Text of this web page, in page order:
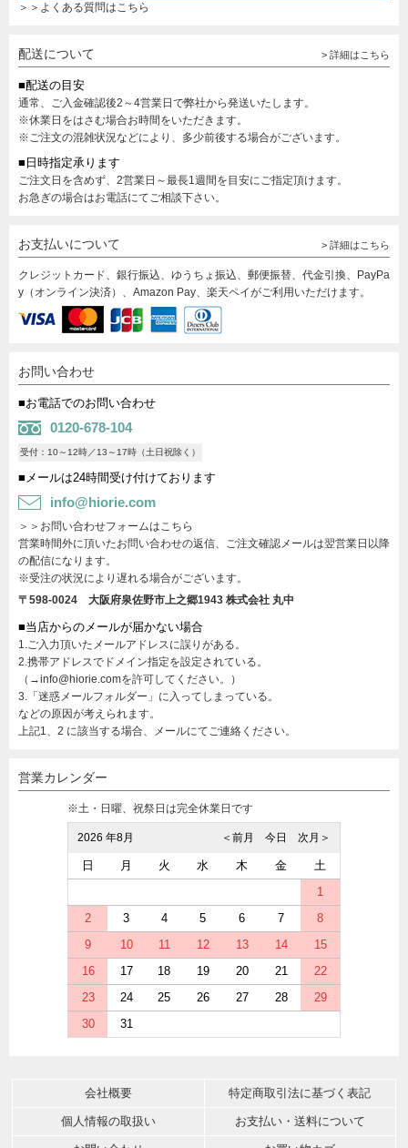
＞＞よくある質問はこちら
配送について > 詳細はこちら
■配送の目安
通常、ご入金確認後2～4営業日で弊社から発送いたします。
※休業日をはさむ場合お時間をいただきます。
※ご注文の混雑状況などにより、多少前後する場合がございます。
■日時指定承ります
ご注文日を含めず、2営業日～最長1週間を目安にご指定頂けます。
お急ぎの場合はお電話にてご相談下さい。
お支払いについて > 詳細はこちら
クレジットカード、銀行振込、ゆうちょ振込、郵便振替、代金引換、PayPa
y（オンライン決済）、Amazon Pay、楽天ペイがご利用いただけます。
お問い合わせ
■お電話でのお問い合わせ
0120-678-104
受付：10～12時／13～17時（土日祝除く）
■メールは24時間受け付けております
info@hiorie.com
＞＞お問い合わせフォームはこちら
営業時間外に頂いたお問い合わせの返信、ご注文確認メールは翌営業日以降
の配信になります。
※受注の状況により遅れる場合がございます。
〒598-0024 大阪府泉佐野市上之郷1943 株式会社 丸中
■当店からのメールが届かない場合
1.ご入力頂いたメールアドレスに誤りがある。
2.携帯アドレスでドメイン指定を設定されている。
（→info@hiorie.comを許可してください。）
3.「迷惑メールフォルダー」に入ってしまっている。
などの原因が考えられます。
上記1、2 に該当する場合、メールにてご連絡ください。
営業カレンダー
※土・日曜、祝祭日は完全休業日です
2026 年8月 次月＞
今日
＜前月
日 月 火 水 木 金
土
1
2
3 4 5 6 7
8
9
10 11 12 13 14
15
16
17 18 19 20 21
22
23
24 25 26 27 28
29
30
31
会社概要 特定商取引法に基づく表記
個人情報の取扱い お支払い・送料について